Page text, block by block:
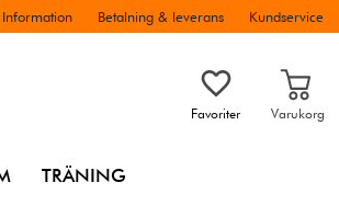
Information Betalning & leverans Kundservice
Favoriter Varukorg
TRÄNING